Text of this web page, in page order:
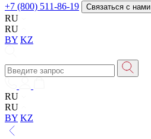
+7 (800) 511-86-19 Связаться с нами
RU
RU
BY KZ
RU
RU
BY KZ